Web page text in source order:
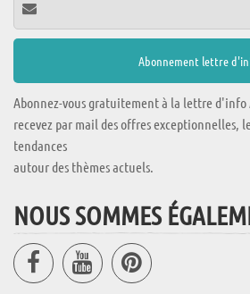
Abonnez-vous gratuitement à la lettre d'info
recevez par mail des offres exceptionnelles,
tendances
autour des thèmes actuels.
NOUS SOMMES